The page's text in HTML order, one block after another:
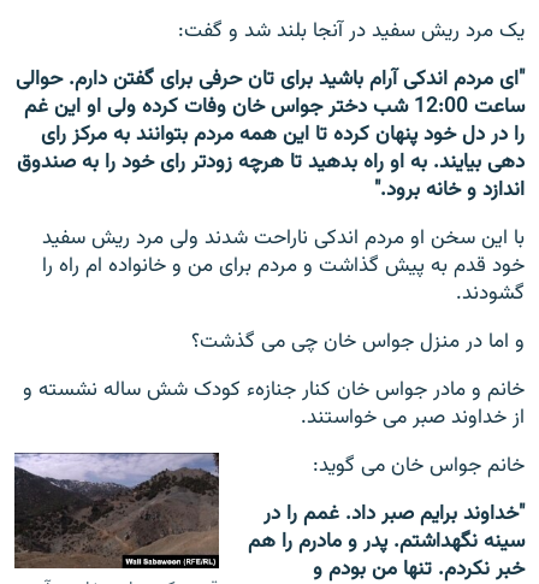
یک مرد ریش سفید در آنجا بلند شد و گفت:
"ای مردم اندکی آرام باشید برای تان حرفی برای گفتن دارم. حوالی
ساعت 12:00 شب دختر جواس خان وفات کرده ولی او این غم
را در دل خود پنهان کرده تا این همه مردم بتوانند به مرکز رای
دهی بیایند. به او راه بدهید تا هرچه زودتر رای خود را به صندوق
اندازد و خانه برود."
با این سخن او مردم اندکی ناراحت شدند ولی مرد ریش سفید
خود قدم به پیش گذاشت و مردم برای من و خانواده ام راه را
گشودند.
و اما در منزل جواس خان چی می گذشت؟
خانم و مادر جواس خان کنار جنازهء کودک شش ساله نشسته و
از خداوند صبر می خواستند.
خانم جواس خان می گوید:
"خداوند برایم صبر داد. غمم را در
سینه نگهداشتم. پدر و مادرم را هم
خبر نکردم. تنها من بودم و